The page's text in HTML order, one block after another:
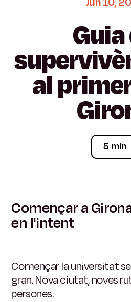
Guia
al
5 min
Començar a
en l'intent
Començar la universitat
gran.Nova ciutat, noves
persones.